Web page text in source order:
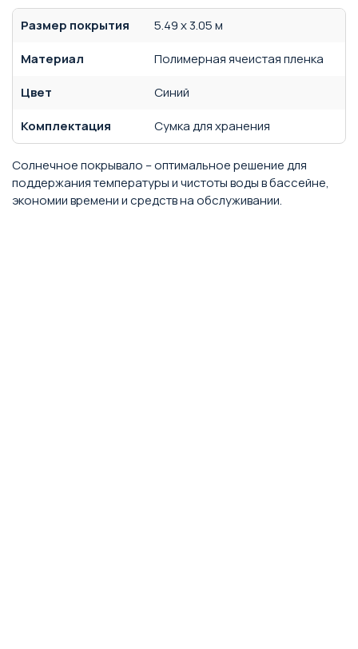
Размер покрытия
5.49 х 3.05 м
Материал
Полимерная ячеистая пленка
Цвет
Синий
Комплектация
Сумка для хранения
Солнечное покрывало – оптимальное решение для
поддержания температуры и чистоты воды в бассейне,
экономии времени и средств на обслуживании.